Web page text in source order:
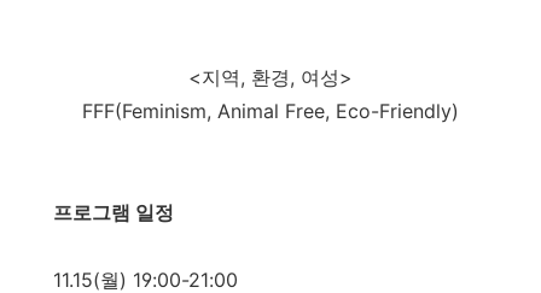
<지역, 환경, 여성>
FFF(Feminism, Animal Free, Eco-Friendly)
프로그램 일정
11.15(월) 19:00-21:00